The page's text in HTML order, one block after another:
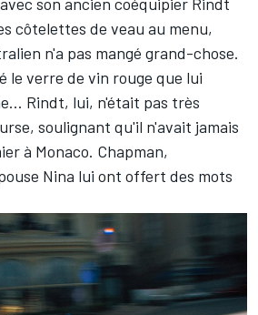
côtelettes de veau au menu,
n'a pas mangé grand-chose.
le verre de vin rouge que lui
Rindt, lui, n'était pas très
soulignant qu'il n'avait jamais
à Monaco. Chapman,
Nina lui ont offert des mots